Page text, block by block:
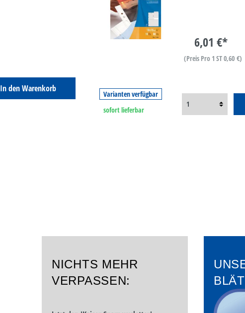
In den Warenkorb
6,01 €*
(Preis Pro 1 ST 0,60 €)
Varianten verfügbar
sofort lieferbar
NICHTS MEHR
VERPASSEN: